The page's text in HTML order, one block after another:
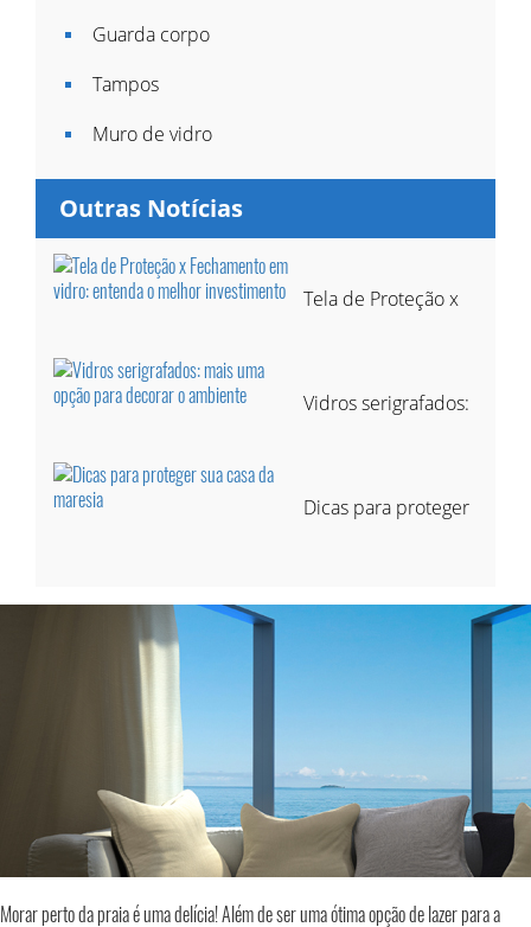
Guarda corpo
Tampos
Muro de vidro
Outras Notícias
Tela de Proteção x
Vidros serigrafados:
Dicas para proteger
Morar perto da praia é uma delícia! Além de ser uma ótima opção de lazer para a